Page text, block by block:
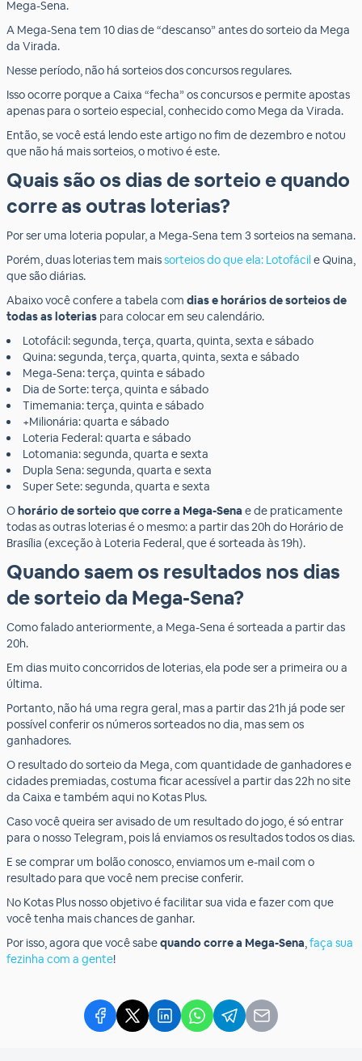
Mega-Sena.
A Mega-Sena tem 10 dias de “descanso” antes do sorteio da Mega
da Virada.
Nesse período, não há sorteios dos concursos regulares.
Isso ocorre porque a Caixa “fecha” os concursos e permite apostas
apenas para o sorteio especial, conhecido como Mega da Virada.
Então, se você está lendo este artigo no fim de dezembro e notou
que não há mais sorteios, o motivo é este.
Quais são os dias de sorteio e quando
corre as outras loterias?
Por ser uma loteria popular, a Mega-Sena tem 3 sorteios na semana.
Porém, duas loterias tem maissorteios do que ela: Lotofácil e Quina,
que são diárias.
Abaixo você confere a tabela com dias e horários de sorteios de
todas as loterias para colocar em seu calendário.
Lotofácil: segunda, terça, quarta, quinta, sexta e sábado
Quina: segunda, terça, quarta, quinta, sexta e sábado
Mega-Sena: terça, quinta e sábado
Dia de Sorte: terça, quinta e sábado
Timemania: terça, quinta e sábado
+Milionária: quarta e sábado
Loteria Federal: quarta e sábado
Lotomania: segunda, quarta e sexta
Dupla Sena: segunda, quarta e sexta
Super Sete: segunda, quarta e sexta
Ohorário de sorteio que corre a Mega-Sena e de praticamente
todas as outras loterias é o mesmo: a partir das 20h do Horário de
Brasília (exceção à Loteria Federal, que é sorteada às 19h).
Quando saem os resultados nos dias
de sorteio da Mega-Sena?
Como falado anteriormente, a Mega-Sena é sorteada a partir das
20h.
Em dias muito concorridos de loterias, ela pode ser a primeira ou a
última.
Portanto, não há uma regra geral, mas a partir das 21h já pode ser
possível conferir os números sorteados no dia, mas sem os
ganhadores.
O resultado do sorteio da Mega, com quantidade de ganhadores e
cidades premiadas, costuma ficar acessível a partir das 22h no site
da Caixa e também aqui no Kotas Plus.
Caso você queira ser avisado de um resultado do jogo, é só entrar
para o nosso Telegram, pois lá enviamos os resultados todos os dias.
E se comprar um bolão conosco, enviamos um e-mail com o
resultado para que você nem precise conferir.
No Kotas Plus nosso objetivo é facilitar sua vida e fazer com que
você tenha mais chances de ganhar.
Por isso, agora que você sabequando corre a Mega-Sena,faça sua
fezinha com a gente!